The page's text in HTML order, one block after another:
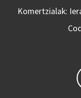
Komertzialak: